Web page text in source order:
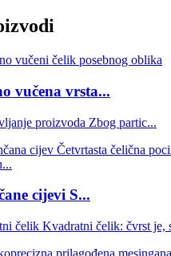
vučena vrsta...
proizvoda Zbog partic...
cijevi S...
čelik Kvadratni čelik: čvrst je,